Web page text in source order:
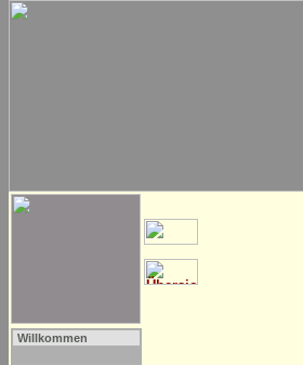
Willkommen